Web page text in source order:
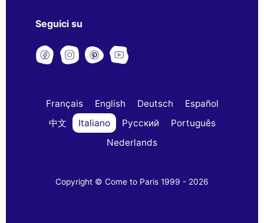
Seguici su
Français English Deutsch
Español
中文
Italiano Русский
Português
Nederlands
Copyright © Come to Paris 1999 - 2026